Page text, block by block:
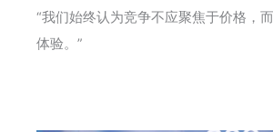
“我们始终认为竞争不应聚焦于价格，
体验。”